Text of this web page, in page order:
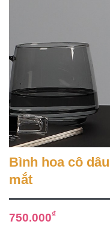
Bình hoa cô
mắt
750.000₫